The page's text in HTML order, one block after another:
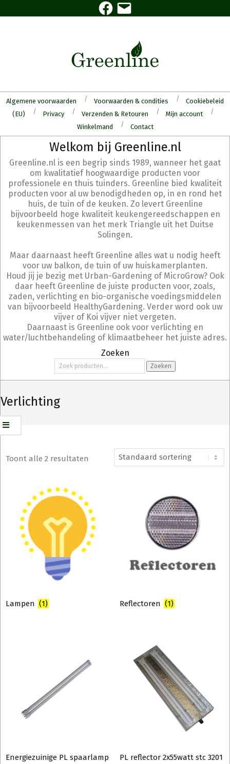
to
Facebook
E-
mail
Algemene voorwaarden Voorwaarden & condities
Cookiebeleid
(EU)
Privacy Verzenden & Retouren
Mijn account
Winkelmand
Contact
Menu
Welkom bij Greenline.nl
Greenline.nl is een begrip sinds 1989, wanneer het gaat
om kwalitatief hoogwaardige producten voor
professionele en thuis tuinders. Greenline bied kwaliteit
producten voor al uw benodigdheden op, in en rond het
huis, de tuin of de keuken. Zo levert Greenline
bijvoorbeeld hoge kwaliteit keukengereedschappen en
keukenmessen van het merk Triangle uit het Duitse
Solingen.
Maar daarnaast heeft Greenline alles wat u nodig heeft
voor uw balkon, de tuin of uw huiskamerplanten.
Houd jij je bezig met Urban-Gardening of MicroGrow? Ook
daar heeft Greenline de juiste producten voor, zoals,
zaden, verlichting en bio-organische voedingsmiddelen
van bijvoorbeeld HealthyGardening. Verder word ook uw
vijver of Koi vijver niet vergeten.
Daarnaast is Greenline ook voor verlichting en
water/luchtbehandeling of klimaatbeheer het juiste adres.
Zoeken
Zoeken
naar:
Zoeken
Verlichting
Toont alle 2 resultaten
Lampen (1) Reflectoren (1)
Energiezuinige PL spaarlamp PL reflector 2x55watt stc 3201